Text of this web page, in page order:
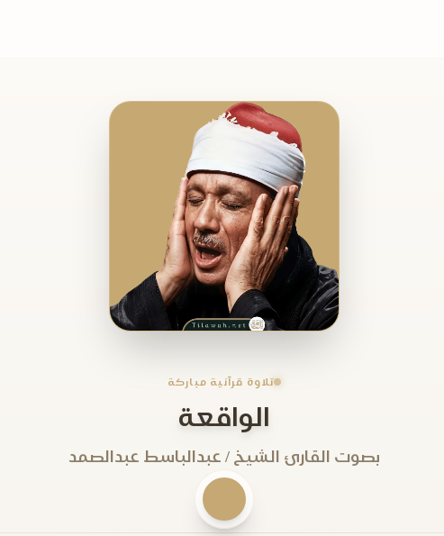
تلاوة قرآنية مباركة
الواقعة
بصوت القارئ الشيخ / عبدالباسط عبدالصمد